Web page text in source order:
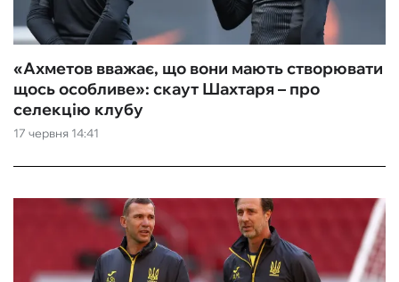
17 червня 14:41
«Ахметов вважає, що вони мають створювати
щось особливе»: скаут Шахтаря – про
селекцію клубу